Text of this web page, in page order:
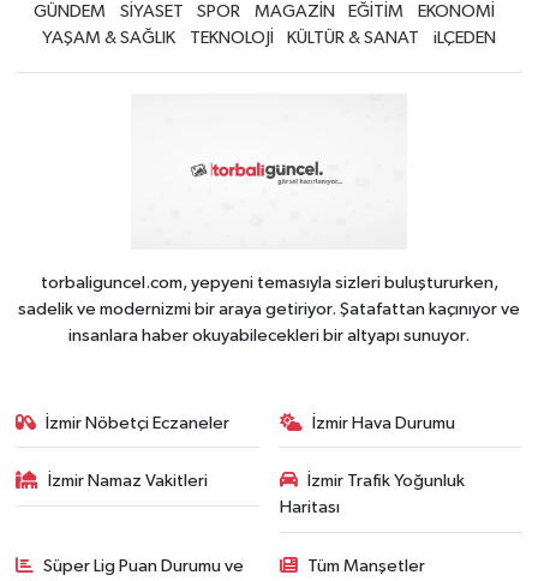
GÜNDEM SİYASET SPOR MAGAZİN EĞİTİM
EKONOMİ
YAŞAM & SAĞLIK
TEKNOLOJİ KÜLTÜR & SANAT iLÇEDEN
torbaliguncel.com, yepyeni temasıyla sizleri buluştururken,
sadelik ve modernizmi bir araya getiriyor. Şatafattan kaçınıyor ve
insanlara haber okuyabilecekleri bir altyapı sunuyor.
İzmir Nöbetçi Eczaneler İzmir Hava Durumu
İzmir Namaz Vakitleri
İzmir Trafik Yoğunluk
Haritası
Süper Lig Puan Durumu ve
Tüm Manşetler